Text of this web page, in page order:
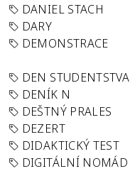
DANIEL STACH
DARY
DEMONSTRACE
DEN STUDENTSTVA
DENÍK N
DEŠTNÝ PRALES
DEZERT
DIDAKTICKÝ TEST
DIGITÁLNÍ NOMÁD